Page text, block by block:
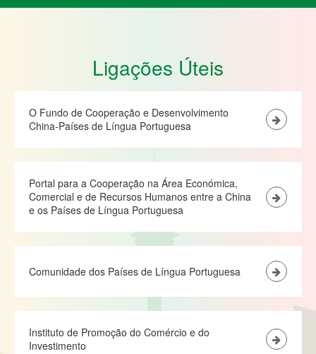
Ligações Úteis
O Fundo de Cooperação e Desenvolvimento
China-Países de Língua Portuguesa
Portal para a Cooperação na Área Económica,
Comercial e de Recursos Humanos entre a China
e os Países de Língua Portuguesa
Comunidade dos Países de Língua Portuguesa
Instituto de Promoção do Comércio e do
Investimento